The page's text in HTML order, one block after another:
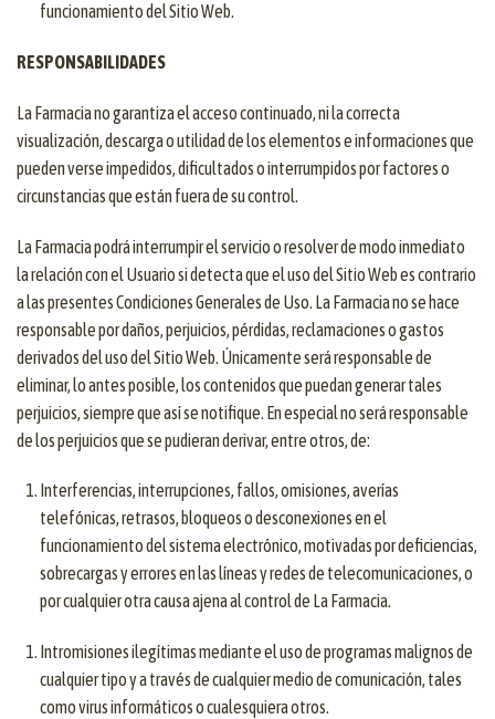
funcionamiento del Sitio Web.
RESPONSABILIDADES
La Farmacia no garantiza el acceso continuado, ni la correcta
visualización, descarga o utilidad de los elementos e informaciones que
pueden verse impedidos, dificultados o interrumpidos por factores o
circunstancias que están fuera de su control.
La Farmacia podrá interrumpir el servicio o resolver de modo inmediato
la relación con el Usuario si detecta que el uso del Sitio Web es contrario
a las presentes Condiciones Generales de Uso. La Farmacia no se hace
responsable por daños, perjuicios, pérdidas, reclamaciones o gastos
derivados del uso del Sitio Web. Únicamente será responsable de
eliminar, lo antes posible, los contenidos que puedan generar tales
perjuicios, siempre que así se notifique. En especial no será responsable
de los perjuicios que se pudieran derivar, entre otros, de:
Interferencias, interrupciones, fallos, omisiones, averías
telefónicas, retrasos, bloqueos o desconexiones en el
funcionamiento del sistema electrónico, motivadas por deficiencias,
sobrecargas y errores en las líneas y redes de telecomunicaciones, o
por cualquier otra causa ajena al control de La Farmacia.
Intromisiones ilegítimas mediante el uso de programas malignos de
cualquier tipo y a través de cualquier medio de comunicación, tales
como virus informáticos o cualesquiera otros.